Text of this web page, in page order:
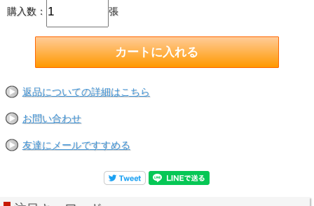
購入数： 張
返品についての詳細はこちら
お問い合わせ
友達にメールですすめる